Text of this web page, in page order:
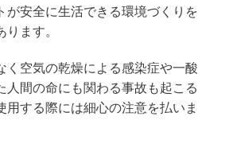
が安全に生活できる環境づくりを
ます。
く空気の乾燥による感染症や一酸
人間の命にも関わる事故も起こる
用する際には細心の注意を払いま